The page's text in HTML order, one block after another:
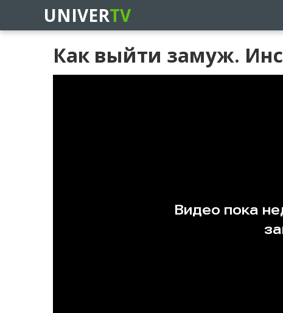
UNIVERTV
Как выйти замуж.